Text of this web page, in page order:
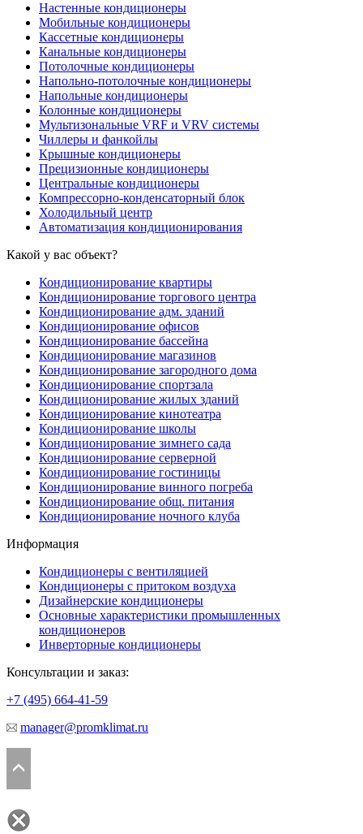
Настенные кондиционеры
Мобильные кондиционеры
Кассетные кондиционеры
Канальные кондиционеры
Потолочные кондиционеры
Напольно-потолочные кондиционеры
Напольные кондиционеры
Колонные кондиционеры
Мультизональные VRF и VRV системы
Чиллеры и фанкойлы
Крышные кондиционеры
Прецизионные кондиционеры
Центральные кондиционеры
Компрессорно-конденсаторный блок
Холодильный центр
Автоматизация кондиционирования
Какой у вас объект?
Кондиционирование квартиры
Кондиционирование торгового центра
Кондиционирование адм. зданий
Кондиционирование офисов
Кондиционирование бассейна
Кондиционирование магазинов
Кондиционирование загородного дома
Кондиционирование спортзала
Кондиционирование жилых зданий
Кондиционирование кинотеатра
Кондиционирование школы
Кондиционирование зимнего сада
Кондиционирование серверной
Кондиционирование гостиницы
Кондиционирование винного погреба
Кондиционирование общ. питания
Кондиционирование ночного клуба
Информация
Кондиционеры с вентиляцией
Кондиционеры с притоком воздуха
Дизайнерские кондиционеры
Основные характеристики промышленных
кондиционеров
Инверторные кондиционеры
Консультации и заказ:
+7 (495) 664-41-59
manager@promklimat.ru